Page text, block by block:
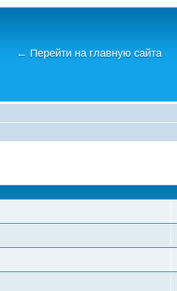
← Перейти на главную сайта